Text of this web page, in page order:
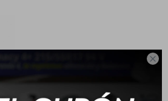
